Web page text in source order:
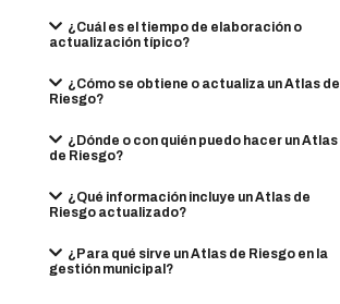
¿Cuál es el tiempo de elaboración o
actualización típico?
¿Cómo se obtiene o actualiza un Atlas de
Riesgo?
¿Dónde o con quién puedo hacer un Atlas
de Riesgo?
¿Qué información incluye un Atlas de
Riesgo actualizado?
¿Para qué sirve un Atlas de Riesgo en la
gestión municipal?